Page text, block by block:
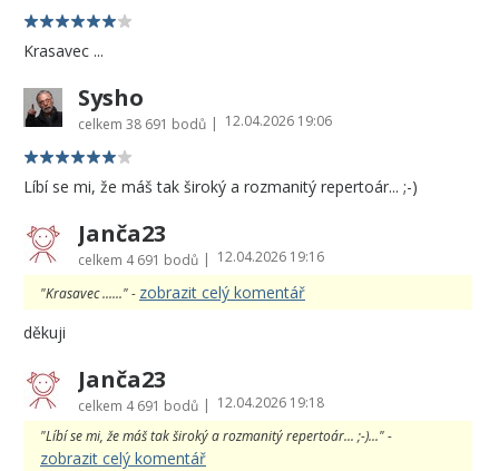
Krasavec ...
Sysho
celkem 38 691 bodů | 12.04.2026 19:06
Líbí se mi, že máš tak široký a rozmanitý repertoár... ;-)
Janča23
celkem 4 691 bodů | 12.04.2026 19:16
"Krasavec ......" - zobrazit celý komentář
děkuji
Janča23
celkem 4 691 bodů | 12.04.2026 19:18
"Líbí se mi, že máš tak široký a rozmanitý repertoár... ;-)..." -
zobrazit celý komentář